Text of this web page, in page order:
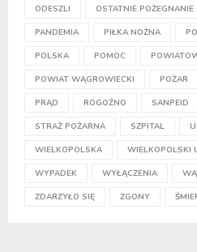
ODESZLI OSTATNIE POŻEGNANIE
PANDEMIA PIŁKA NOŻNA
POLSKA POMOC
POWIAT WĄGROWIECKI POŻAR
PRĄD ROGOŹNO SANPEID
STRAŻ POŻARNA SZPITAL
WIELKOPOLSKA WIELKOPOLSKI
WYPADEK WYŁĄCZENIA
ZDARZYŁO SIĘ ZGONY